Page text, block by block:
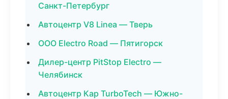
Санкт-Петербург
Автоцентр V8 Linea — Тверь
ООО Electro Road — Пятигорск
Дилер-центр PitStop Electro —
Челябинск
Автоцентр Кар TurboTech — Южно-